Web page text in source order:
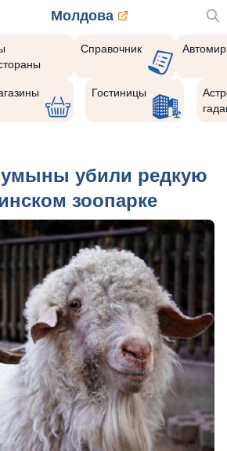
Молдова
Справочник Автомир
Гостиницы
убили редкую
зоопарке